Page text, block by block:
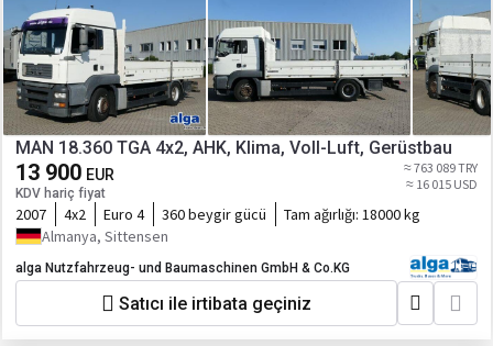
MAN 18.360 TGA 4x2, AHK, Klima, Voll-Luft, Gerüstbau
13 900 EUR
KDV hariç fiyat
≈ 763 089 TRY
≈ 16 015 USD
2007 4x2 Euro 4 360 beygir gücü Tam ağırlığı: 18000 kg
Almanya, Sittensen
alga Nutzfahrzeug- und Baumaschinen GmbH & Co.KG
Satıcı ile irtibata geçiniz